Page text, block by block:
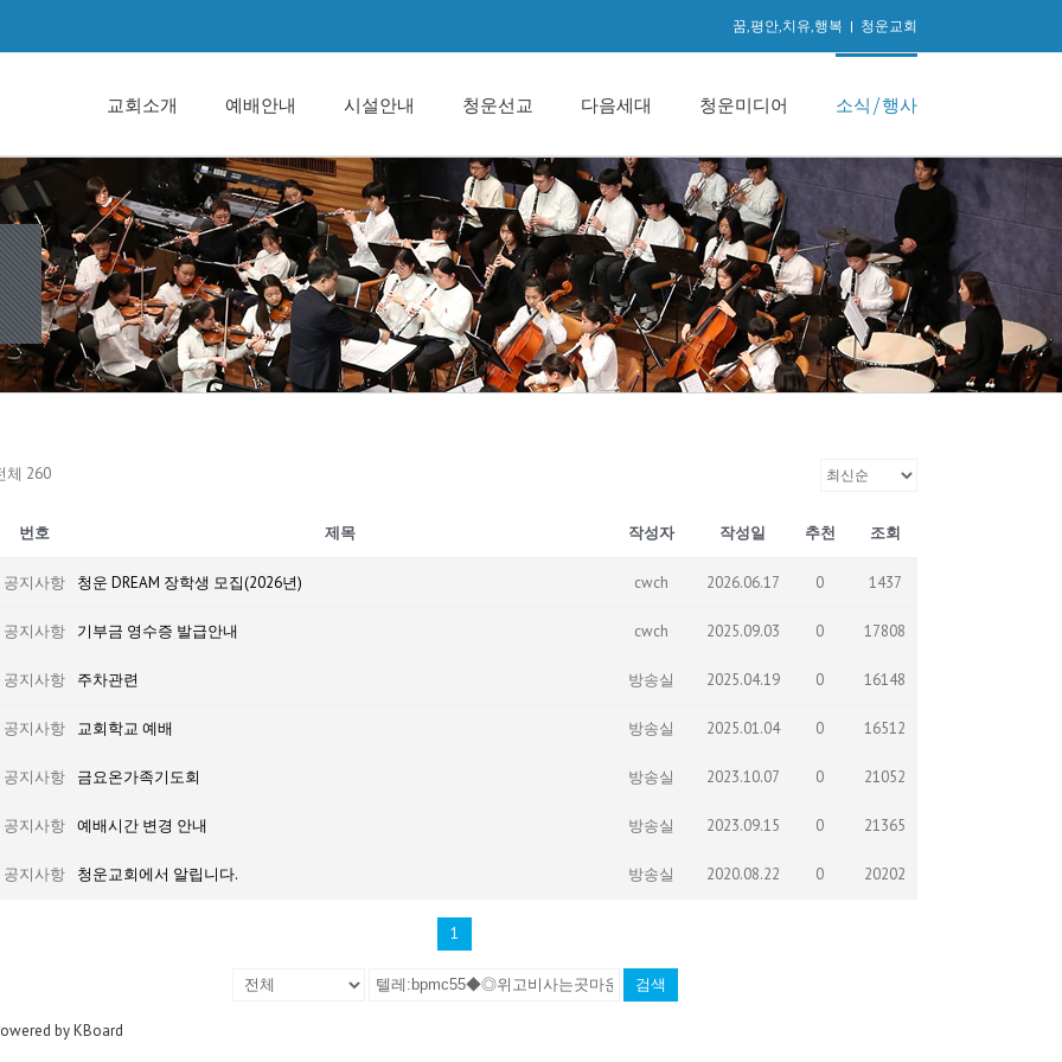
꿈,평안,치유,행복 | 청운교회
교회소개 예배안내 시설안내 청운선교 다음세대 청운미디어 소식/행사
체 260
번호 제목 작성자 작성일 추천 조회
공지사항 청운 DREAM 장학생 모집(2026년) cwch 2026.06.17 0 1437
공지사항 기부금 영수증 발급안내 cwch 2025.09.03 0 17808
공지사항 주차관련 방송실 2025.04.19 0 16148
공지사항 교회학교 예배 방송실 2025.01.04 0 16512
공지사항 금요온가족기도회 방송실 2023.10.07 0 21052
공지사항 예배시간 변경 안내 방송실 2023.09.15 0 21365
공지사항 청운교회에서 알립니다. 방송실 2020.08.22 0 20202
1
검색
by KBoard